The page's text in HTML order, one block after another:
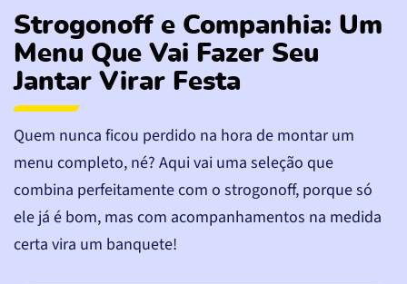
Strogonoff e Companhia: Um
Menu Que Vai Fazer Seu
Jantar Virar Festa
Quem nunca ficou perdido na hora de montar um
menu completo, né? Aqui vai uma seleção que
combina perfeitamente com o strogonoff, porque só
ele já é bom, mas com acompanhamentos na medida
certa vira um banquete!